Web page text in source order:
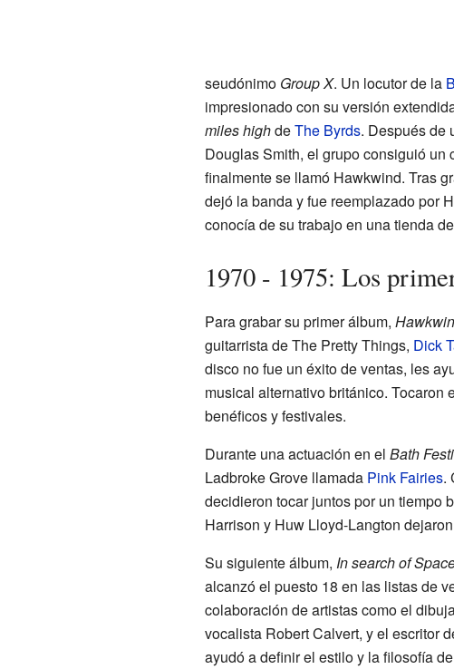
seudónimo Group X. Un locutor de la
impresionado con su versión
miles highdeThe Byrds. Después de
Douglas Smith, el grupo consiguió un
finalmente se llamó Hawkwind. Tras
dejó la banda y fue reemplazado por
conocía de su trabajo en una tienda
1970 - 1975: Los
Para grabar su primer álbum,
guitarrista de The Pretty Things, Dick
disco no fue un éxito de ventas, les
musical alternativo británico. Tocaron
benéficos y festivales.
Durante una actuación en el Bath
Ladbroke Grove llamada Pink Fairies.
decidieron tocar juntos por un tiempo
Harrison y Huw Lloyd-Langton
Su siguiente álbum, In search of
alcanzó el puesto 18 en las listas de
colaboración de artistas como el
vocalista Robert Calvert, y el escritor
ayudó a definir el estilo y la filosofía